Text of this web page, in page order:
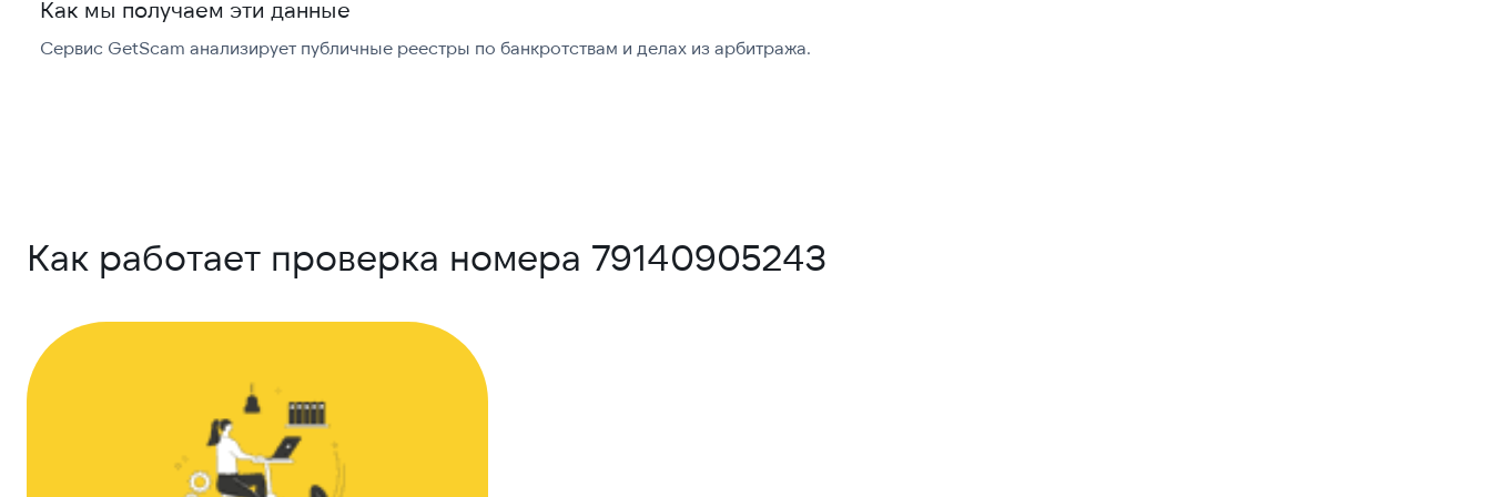
Как мы получаем эти данные
Сервис GetScam анализирует публичные реестры по банкротствам и делах из арбитража.
Как работает проверка номера 79140905243